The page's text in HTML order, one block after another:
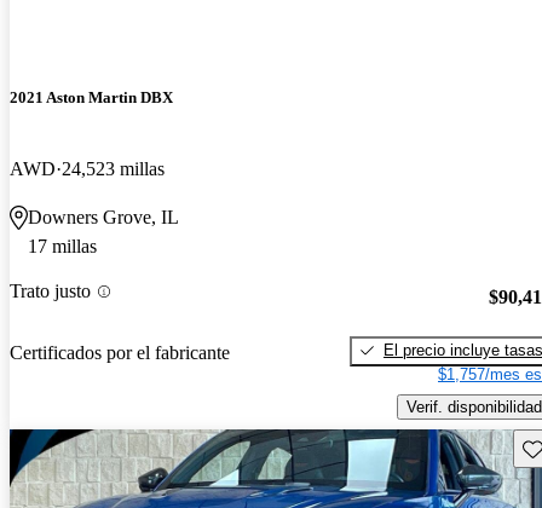
2021 Aston Martin DBX
AWD 24,523 millas
Downers Grove, IL
17 millas
Trato justo
Certificados por el fabricante
El precio incluye tasas
$1,757/mes
Verif. disponibilidad